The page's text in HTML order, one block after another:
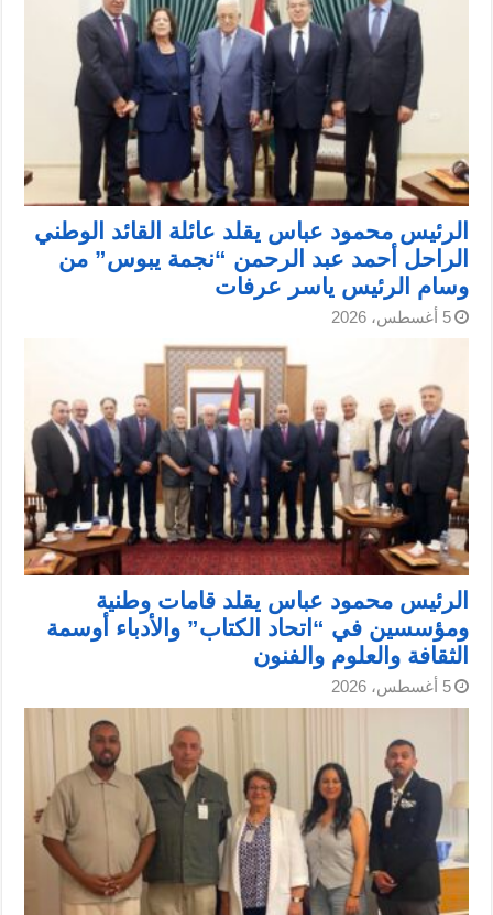
الرئيس محمود عباس يقلد عائلة القائد الوطني
الراحل أحمد عبد الرحمن “نجمة يبوس” من
وسام الرئيس ياسر عرفات
5 أغسطس، 2026
الرئيس محمود عباس يقلد قامات وطنية
ومؤسسين في “اتحاد الكتاب” والأدباء أوسمة
الثقافة والعلوم والفنون
5 أغسطس، 2026